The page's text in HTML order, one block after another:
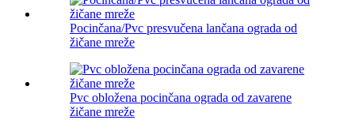
Pocinčana/Pvc presvučena lančana ograda od
žičane mreže
Pvc obložena pocinčana ograda od zavarene
žičane mreže